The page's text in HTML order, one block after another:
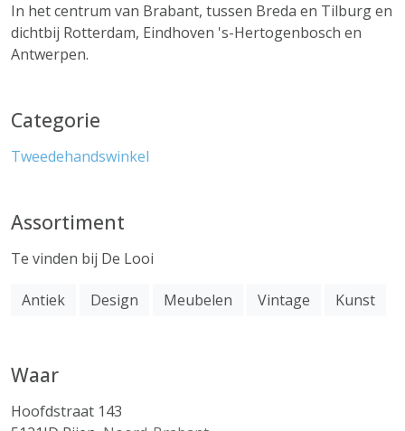
In het centrum van Brabant, tussen Breda en Tilburg en
dichtbij Rotterdam, Eindhoven 's-Hertogenbosch en
Antwerpen.
Categorie
Tweedehandswinkel
Assortiment
Te vinden bij De Looi
Antiek Design Meubelen Vintage Kunst
Waar
Hoofdstraat 143